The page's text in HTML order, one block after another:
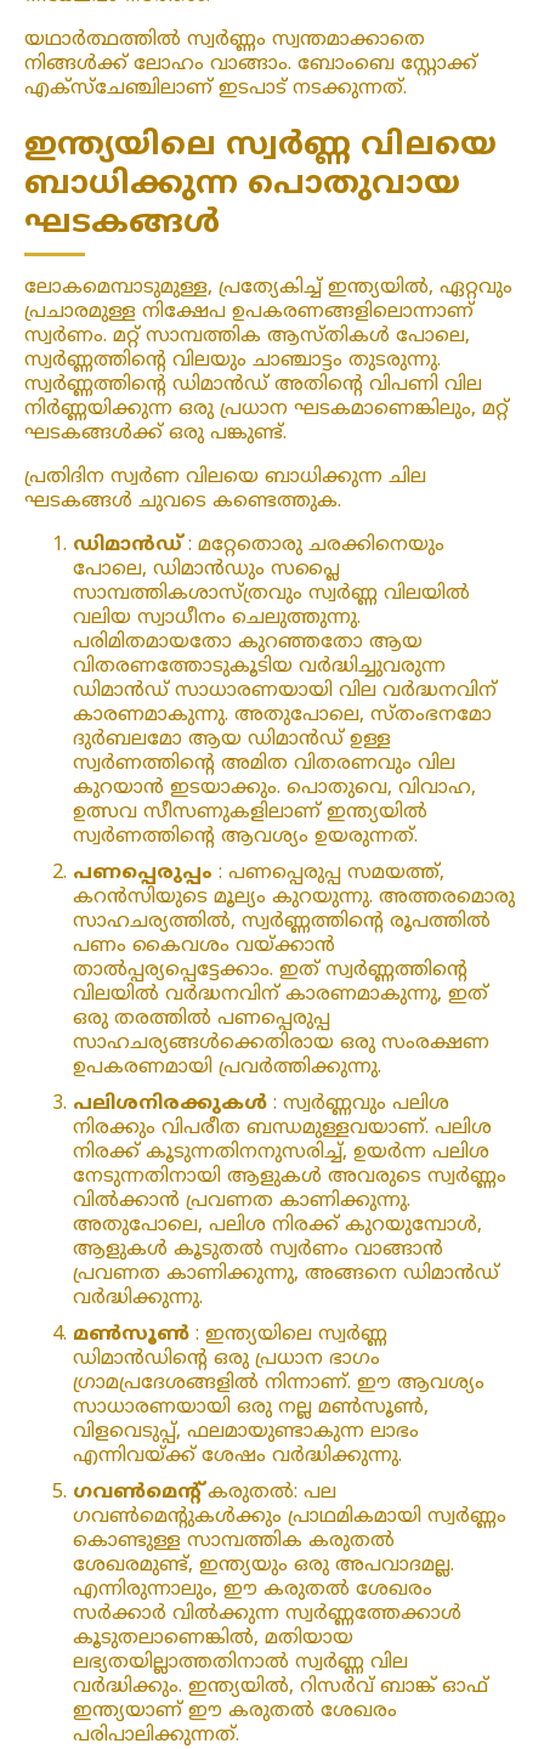
യഥാർത്ഥത്തിൽ സ്വർണ്ണം സ്വന്തമാക്കാതെ
നിങ്ങൾക്ക് ലോഹം വാങ്ങാം. ബോംബെ സ്റ്റോക്ക്
എക്‌സ്‌ചേഞ്ചിലാണ് ഇടപാട് നടക്കുന്നത്.
ഇന്ത്യയിലെ സ്വർണ്ണ വിലയെ
ബാധിക്കുന്ന പൊതുവായ
ഘടകങ്ങൾ
ലോകമെമ്പാടുമുള്ള, പ്രത്യേകിച്ച് ഇന്ത്യയിൽ, ഏറ്റവും
പ്രചാരമുള്ള നിക്ഷേപ ഉപകരണങ്ങളിലൊന്നാണ്
സ്വർണം. മറ്റ് സാമ്പത്തിക ആസ്തികൾ പോലെ,
സ്വർണ്ണത്തിന്റെ വിലയും ചാഞ്ചാട്ടം തുടരുന്നു.
സ്വർണ്ണത്തിന്റെ ഡിമാൻഡ് അതിന്റെ വിപണി വില
നിർണ്ണയിക്കുന്ന ഒരു പ്രധാന ഘടകമാണെങ്കിലും, മറ്റ്
ഘടകങ്ങൾക്ക് ഒരു പങ്കുണ്ട്.
പ്രതിദിന സ്വർണ വിലയെ ബാധിക്കുന്ന ചില
ഘടകങ്ങൾ ചുവടെ കണ്ടെത്തുക.
ഡിമാൻഡ്: മറ്റേതൊരു ചരക്കിനെയും
പോലെ, ഡിമാൻഡും സപ്ലൈ
സാമ്പത്തികശാസ്ത്രവും സ്വർണ്ണ വിലയിൽ
വലിയ സ്വാധീനം ചെലുത്തുന്നു.
പരിമിതമായതോ കുറഞ്ഞതോ ആയ
വിതരണത്തോടുകൂടിയ വർദ്ധിച്ചുവരുന്ന
ഡിമാൻഡ് സാധാരണയായി വില വർദ്ധനവിന്
കാരണമാകുന്നു. അതുപോലെ, സ്‌തംഭനമോ
ദുർബലമോ ആയ ഡിമാൻഡ് ഉള്ള
സ്വർണത്തിന്റെ അമിത വിതരണവും വില
കുറയാൻ ഇടയാക്കും. പൊതുവെ, വിവാഹ,
ഉത്സവ സീസണുകളിലാണ് ഇന്ത്യയിൽ
സ്വർണത്തിന്റെ ആവശ്യം ഉയരുന്നത്.
പണപ്പെരുപ്പം : പണപ്പെരുപ്പ സമയത്ത്,
കറൻസിയുടെ മൂല്യം കുറയുന്നു. അത്തരമൊരു
സാഹചര്യത്തിൽ, സ്വർണ്ണത്തിന്റെ രൂപത്തിൽ
പണം കൈവശം വയ്ക്കാൻ
താൽപ്പര്യപ്പെട്ടേക്കാം. ഇത് സ്വർണ്ണത്തിന്റെ
വിലയിൽ വർദ്ധനവിന് കാരണമാകുന്നു, ഇത്
ഒരു തരത്തിൽ പണപ്പെരുപ്പ
സാഹചര്യങ്ങൾക്കെതിരായ ഒരു സംരക്ഷണ
ഉപകരണമായി പ്രവർത്തിക്കുന്നു.
പലിശനിരക്കുകൾ : സ്വർണ്ണവും പലിശ
നിരക്കും വിപരീത ബന്ധമുള്ളവയാണ്. പലിശ
നിരക്ക് കൂടുന്നതിനനുസരിച്ച്, ഉയർന്ന പലിശ
നേടുന്നതിനായി ആളുകൾ അവരുടെ സ്വർണ്ണം
വിൽക്കാൻ പ്രവണത കാണിക്കുന്നു.
അതുപോലെ, പലിശ നിരക്ക് കുറയുമ്പോൾ,
ആളുകൾ കൂടുതൽ സ്വർണം വാങ്ങാൻ
പ്രവണത കാണിക്കുന്നു, അങ്ങനെ ഡിമാൻഡ്
വർദ്ധിക്കുന്നു.
മൺസൂൺ : ഇന്ത്യയിലെ സ്വർണ്ണ
ഡിമാൻഡിന്റെ ഒരു പ്രധാന ഭാഗം
ഗ്രാമപ്രദേശങ്ങളിൽ നിന്നാണ്. ഈ ആവശ്യം
സാധാരണയായി ഒരു നല്ല മൺസൂൺ,
വിളവെടുപ്പ്, ഫലമായുണ്ടാകുന്ന ലാഭം
എന്നിവയ്ക്ക് ശേഷം വർദ്ധിക്കുന്നു.
ഗവൺമെന്റ്കരുതൽ: പല
ഗവൺമെന്റുകൾക്കും പ്രാഥമികമായി സ്വർണ്ണം
കൊണ്ടുള്ള സാമ്പത്തിക കരുതൽ
ശേഖരമുണ്ട്, ഇന്ത്യയും ഒരു അപവാദമല്ല.
എന്നിരുന്നാലും, ഈ കരുതൽ ശേഖരം
സർക്കാർ വിൽക്കുന്ന സ്വർണ്ണത്തേക്കാൾ
കൂടുതലാണെങ്കിൽ, മതിയായ
ലഭ്യതയില്ലാത്തതിനാൽ സ്വർണ്ണ വില
വർദ്ധിക്കും. ഇന്ത്യയിൽ, റിസർവ് ബാങ്ക് ഓഫ്
ഇന്ത്യയാണ് ഈ കരുതൽ ശേഖരം
പരിപാലിക്കുന്നത്.